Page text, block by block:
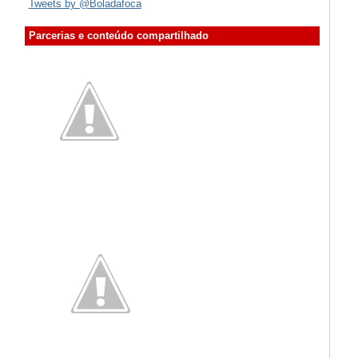
Tweets by @Boladafoca
Parcerias e conteúdo compartilhado